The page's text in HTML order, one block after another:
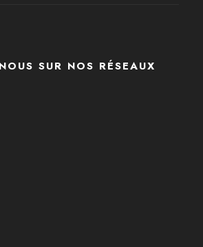
SUR NOS RÉSEAUX